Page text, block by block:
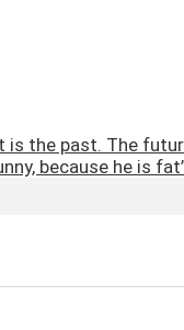
is the past. The
because he is